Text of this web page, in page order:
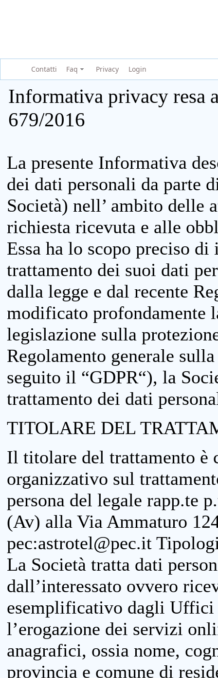
Contatti Faq Privacy Login
Informativa privacy resa
679/2016
La presente Informativa
dei dati personali da parte
Società) nell’ ambito delle
richiesta ricevuta e alle
Essa ha lo scopo preciso
trattamento dei suoi dati
dalla legge e dal recente
modificato profondamente
legislazione sulla
Regolamento generale
seguito il “GDPR“), la
trattamento dei dati
TITOLARE DEL
Il titolare del trattamento è
organizzativo sul
persona del legale rapp.te
(Av) alla Via Ammaturo
pec:astrotel@pec.it
La Società tratta dati
dall’interessato ovvero
esemplificativo dagli
l’erogazione dei servizi
anagrafici, ossia nome,
provincia e comune di